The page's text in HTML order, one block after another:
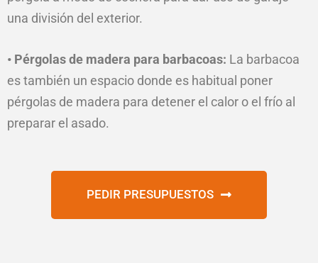
una división del exterior.
• Pérgolas de madera para barbacoas: La barbacoa
es también un espacio donde es habitual poner
pérgolas de madera para detener el calor o el frío al
preparar el asado.
PEDIR PRESUPUESTOS